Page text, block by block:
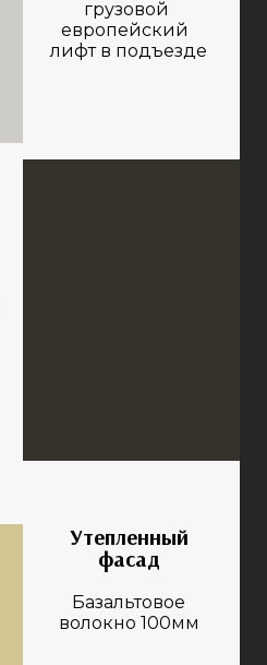
грузовой
европейский
лифт в подъезде
Утепленный
фасад
Базальтовое
волокно 100мм